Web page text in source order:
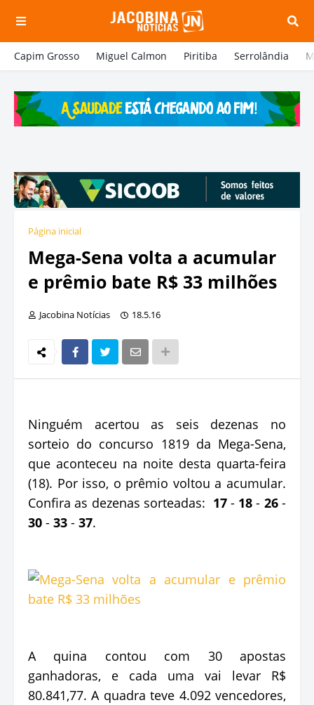
Capim Grosso Miguel Calmon Piritiba Serrolândia
Página inicial
Mega-Sena volta a acumular
e prêmio bate R$ 33 milhões
Jacobina Notícias 18.5.16
Ninguém acertou as seis dezenas no
sorteio do concurso 1819 da Mega-Sena,
que aconteceu na noite desta quarta-feira
(18). Por isso, o prêmio voltou a acumular.
Confira as dezenas sorteadas: 17- 18 - 26-
30 - 33 - 37.
A quina contou com 30 apostas
ganhadoras, e cada uma vai levar R$
80.841,77. A quadra teve 4.092 vencedores,